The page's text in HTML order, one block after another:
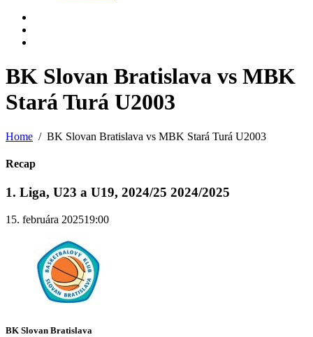
BK Slovan Bratislava vs MBK
Stará Turá U2003
Home BK Slovan Bratislava vs MBK Stará Turá U2003
Recap
1. Liga, U23 a U19, 2024/25 2024/2025
15. februára 202519:00
BK Slovan Bratislava